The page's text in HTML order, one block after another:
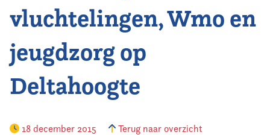
Agenda
Nieuws
Opleiding
vluchtelingen, Wmo en
jeugdzorg op
Deltahoogte
18 december 2015 Terug naar overzicht